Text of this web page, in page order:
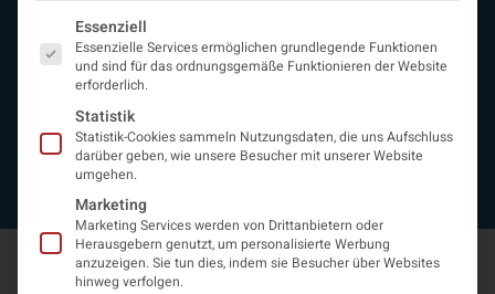
Neurologiereport
Mitgliedschaft
Statuten
Protokolle
Kontakt
Impressum
Datenschutzerklärung
Es folgt eine Liste der Service-Gruppen, für die eine
Essenziell
Essenzielle Services ermöglichen grundlegende Funktionen
und sind für das ordnungsgemäße Funktionieren der Website
erforderlich.
Statistik
Statistik-Cookies sammeln Nutzungsdaten, die uns Aufschluss
darüber geben, wie unsere Besucher mit unserer Website
umgehen.
Marketing
Marketing Services werden von Drittanbietern oder
Herausgebern genutzt, um personalisierte Werbung
anzuzeigen. Sie tun dies, indem sie Besucher über Websites
hinweg verfolgen.